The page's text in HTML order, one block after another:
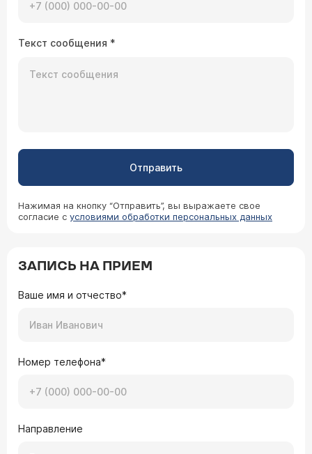
Текст сообщения *
Отправить
Нажимая на кнопку “Отправить”, вы выражаете свое
согласие с условиями обработки персональных данных
ЗАПИСЬ НА ПРИЕМ
Ваше имя и отчество*
Номер телефона*
Направление